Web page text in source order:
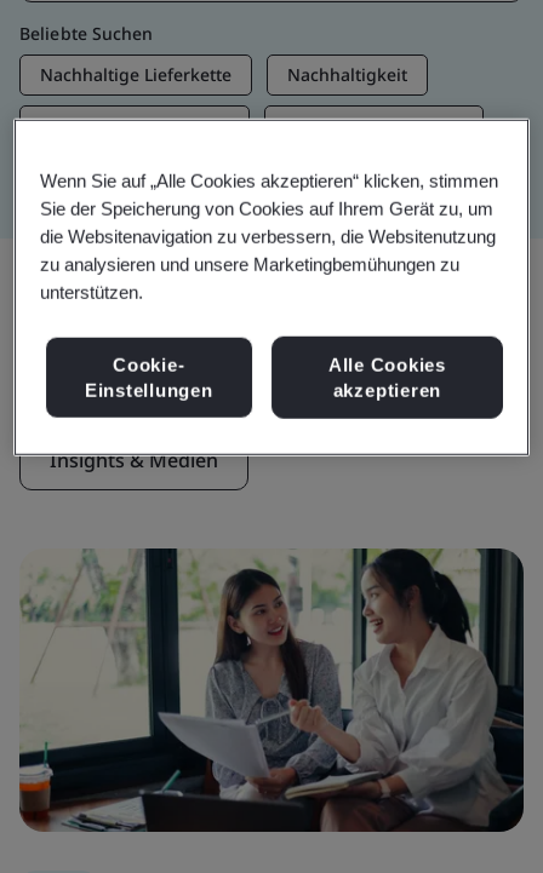
Beliebte Suchen
Nachhaltige Lieferkette
Nachhaltigkeit
Informationssicherheit Künstliche Intelligenz
Net Zero
Aktuelle Insights
Insights & Medien
Wenn Sie auf „Alle Cookies akzeptieren“ klicken, stimmen
Sie der Speicherung von Cookies auf Ihrem Gerät zu, um
die Websitenavigation zu verbessern, die Websitenutzung
zu analysieren und unsere Marketingbemühungen zu
unterstützen.
Cookie-
Einstellungen
Alle Cookies
akzeptieren